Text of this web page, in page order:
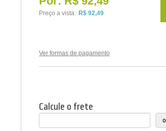
Preço a vista: R$ 92,49
Ver formas de pagamento
Calcule o frete